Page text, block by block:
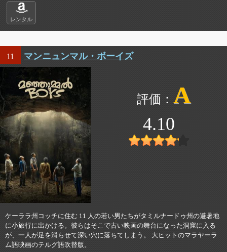
レンタル
11 マンニュンマル・ボーイズ
A
4.10
ケーララ州コッチに住む 11 人の若い男たちがタミルナードゥ州の避暑地
に小旅行に出かける。彼らはそこで古い映画の舞台になった洞窟に入る
が、一人が足を滑らせて深い穴に落ちてしまう。 大ヒットのマラヤーラ
ム語映画のテルグ語吹替版。